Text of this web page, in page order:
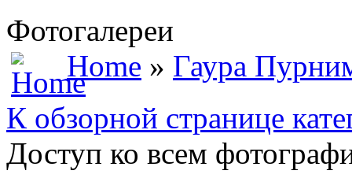
Фотогалереи
Home » Гаура
К обзорной странице
Доступ ко всем